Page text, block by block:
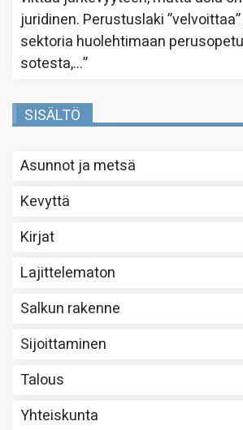
juridinen. Perustuslaki
sektoria huolehtimaan
sotesta,…”
SISÄLTÖ
Asunnot ja metsä
Kevyttä
Kirjat
Lajittelematon
Salkun rakenne
Sijoittaminen
Talous
Yhteiskunta